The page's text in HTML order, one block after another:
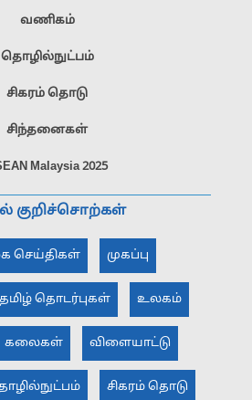
வணிகம்
தொழில்நுட்பம்
சிகரம் தொடு
சிந்தனைகள்
Malaysia 2025
குறிச்சொற்கள்
செய்திகள் முகப்பு
தமிழ் தொடர்புகள் உலகம்
கலைகள் விளையாட்டு
சிகரம் தொடு